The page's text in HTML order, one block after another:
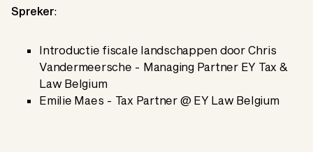
Spreker:
Introductie fiscale landschappen door Chris
Vandermeersche - Managing Partner EY Tax &
Law Belgium
Emilie Maes - Tax Partner @ EY Law Belgium